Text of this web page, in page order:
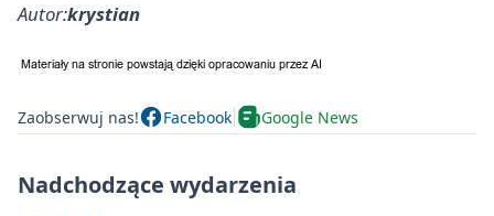
Autor:krystian
Zaobserwuj nas! Facebook Google News
Nadchodzące wydarzenia